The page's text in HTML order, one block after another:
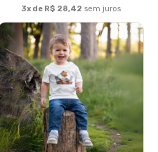
Camiseta “Bear Codando” – O
dev mais fofo do home office
R$ 85,25